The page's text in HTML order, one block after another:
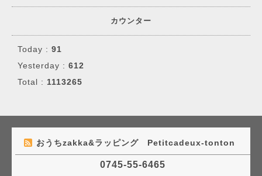
カウンター
Today : 91
Yesterday : 612
Total : 1113265
おうちzakka&ラッピング Petitcadeux-tonton
0745-55-6465